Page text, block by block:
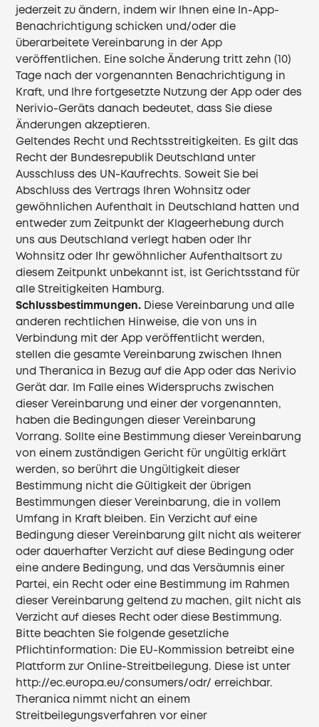
jederzeit zu ändern, indem wir Ihnen eine In-App-
Benachrichtigung schicken und/oder die
überarbeitete Vereinbarung in der App
veröffentlichen. Eine solche Änderung tritt zehn (10)
Tage nach der vorgenannten Benachrichtigung in
Kraft, und Ihre fortgesetzte Nutzung der App oder des
Nerivio-Geräts danach bedeutet, dass Sie diese
Änderungen akzeptieren.
Geltendes Recht und Rechtsstreitigkeiten. Es gilt das
Recht der Bundesrepublik Deutschland unter
Ausschluss des UN-Kaufrechts. Soweit Sie bei
Abschluss des Vertrags Ihren Wohnsitz oder
gewöhnlichen Aufenthalt in Deutschland hatten und
entweder zum Zeitpunkt der Klageerhebung durch
uns aus Deutschland verlegt haben oder Ihr
Wohnsitz oder Ihr gewöhnlicher Aufenthaltsort zu
diesem Zeitpunkt unbekannt ist, ist Gerichtsstand für
alle Streitigkeiten Hamburg.
Schlussbestimmungen. Diese Vereinbarung und alle
anderen rechtlichen Hinweise, die von uns in
Verbindung mit der App veröffentlicht werden,
stellen die gesamte Vereinbarung zwischen Ihnen
und Theranica in Bezug auf die App oder das Nerivio
Gerät dar. Im Falle eines Widerspruchs zwischen
dieser Vereinbarung und einer der vorgenannten,
haben die Bedingungen dieser Vereinbarung
Vorrang. Sollte eine Bestimmung dieser Vereinbarung
von einem zuständigen Gericht für ungültig erklärt
werden, so berührt die Ungültigkeit dieser
Bestimmung nicht die Gültigkeit der übrigen
Bestimmungen dieser Vereinbarung, die in vollem
Umfang in Kraft bleiben. Ein Verzicht auf eine
Bedingung dieser Vereinbarung gilt nicht als weiterer
oder dauerhafter Verzicht auf diese Bedingung oder
eine andere Bedingung, und das Versäumnis einer
Partei, ein Recht oder eine Bestimmung im Rahmen
dieser Vereinbarung geltend zu machen, gilt nicht als
Verzicht auf dieses Recht oder diese Bestimmung.
Bitte beachten Sie folgende gesetzliche
Pflichtinformation: Die EU-Kommission betreibt eine
Plattform zur Online-Streitbeilegung. Diese ist unter
http://ec.europa.eu/consumers/odr/ erreichbar.
Theranica nimmt nicht an einem
Streitbeilegungsverfahren vor einer